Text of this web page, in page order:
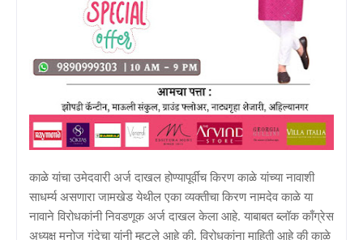
काळे यांचा उमेदवारी अर्ज दाखल होण्यापूर्वीच किरण काळे यांच्या नावाशी
साधर्म्य असणारा जामखेड येथील एका व्यक्तीचा किरण नामदेव काळे या
नावाने विरोधकांनी निवडणूक अर्ज दाखल केला आहे. याबाबत ब्लॉक काँग्रेस
अध्यक्ष मनोज गुंदेचा यांनी म्हटले आहे की, विरोधकांना माहिती आहे की काळे